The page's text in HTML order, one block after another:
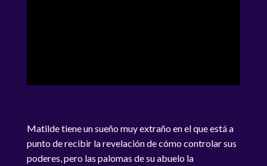
Matilde tiene un sueño muy extraño en el que está a
punto de recibir la revelación de cómo controlar sus
poderes, pero las palomas de su abuelo la